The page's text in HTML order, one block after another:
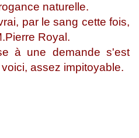
naturelle.
par le sang cette fois,
Royal.
à une demande s'est
assez impitoyable.